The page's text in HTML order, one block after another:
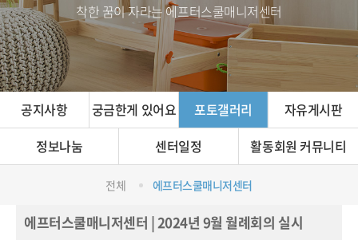
착한 꿈이 자라는 에프터스쿨매니저센터
공지사항 궁금한게 있어요 포토갤러리
전체 에프터스쿨매니저센터
자유게시판
정보나눔
센터일정 활동회원 커뮤니티
에프터스쿨매니저센터 | 2024년 9월 월례회의 실시